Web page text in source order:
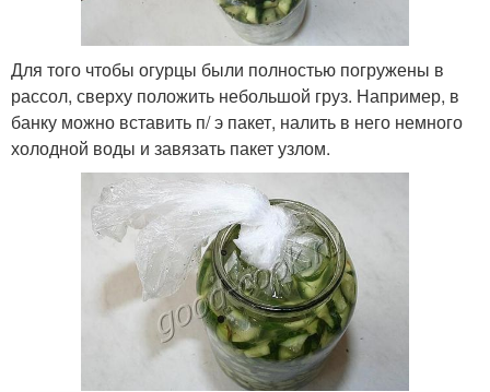
Для того чтобы огурцы были полностью погружены в
рассол, сверху положить небольшой груз. Например, в
банку можно вставить п/ э пакет, налить в него немного
холодной воды и завязать пакет узлом.